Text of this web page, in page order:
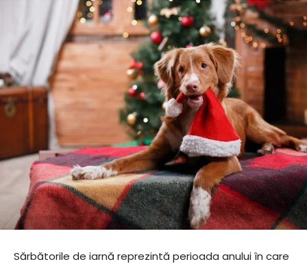
Sărbătorile de iarnă reprezintă perioada anului în care